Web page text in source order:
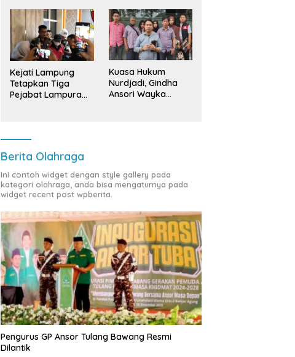
Kejati Lampung
Tetapkan Tiga
Pejabat Lampura
Kuasa Hukum
Nurdjadi, Gindha
Ansori Wayka
Berita Olahraga
Ini contoh widget dengan style gallery pada
kategori olahraga, anda bisa mengaturnya pada
widget recent post wpberita.
Pengurus GP Ansor Tulang Bawang Resmi
Dilantik